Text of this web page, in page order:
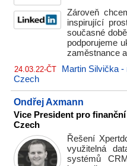
Zároveň
inspirující
současné
podporujeme
zaměstnance
24.03.22-ČT
Martin Silvička
Czech
Ondřej Axmann
Vice President pro
Czech
Řešení
využitelná
systémů